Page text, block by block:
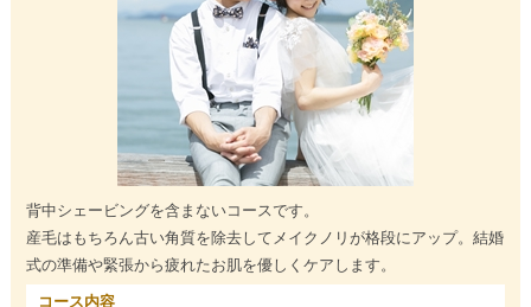
背中シェービングを含まないコースです。
産毛はもちろん古い角質を除去してメイクノリが格段にアップ。結婚
式の準備や緊張から疲れたお肌を優しくケアします。
コース内容